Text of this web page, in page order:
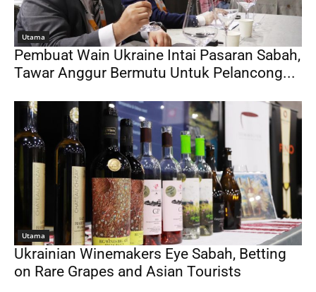
Utama
Pembuat Wain Ukraine Intai Pasaran Sabah,
Tawar Anggur Bermutu Untuk Pelancong...
Utama
Ukrainian Winemakers Eye Sabah, Betting
on Rare Grapes and Asian Tourists